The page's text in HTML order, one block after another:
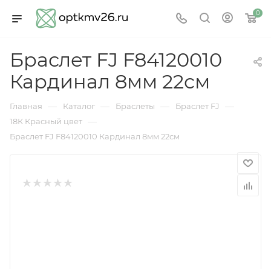
0
Браслет FJ F84120010
Кардинал 8мм 22см
Главная — Каталог — Браслеты — Браслет FJ —
18К Красный цвет —
Браслет FJ F84120010 Кардинал 8мм 22см